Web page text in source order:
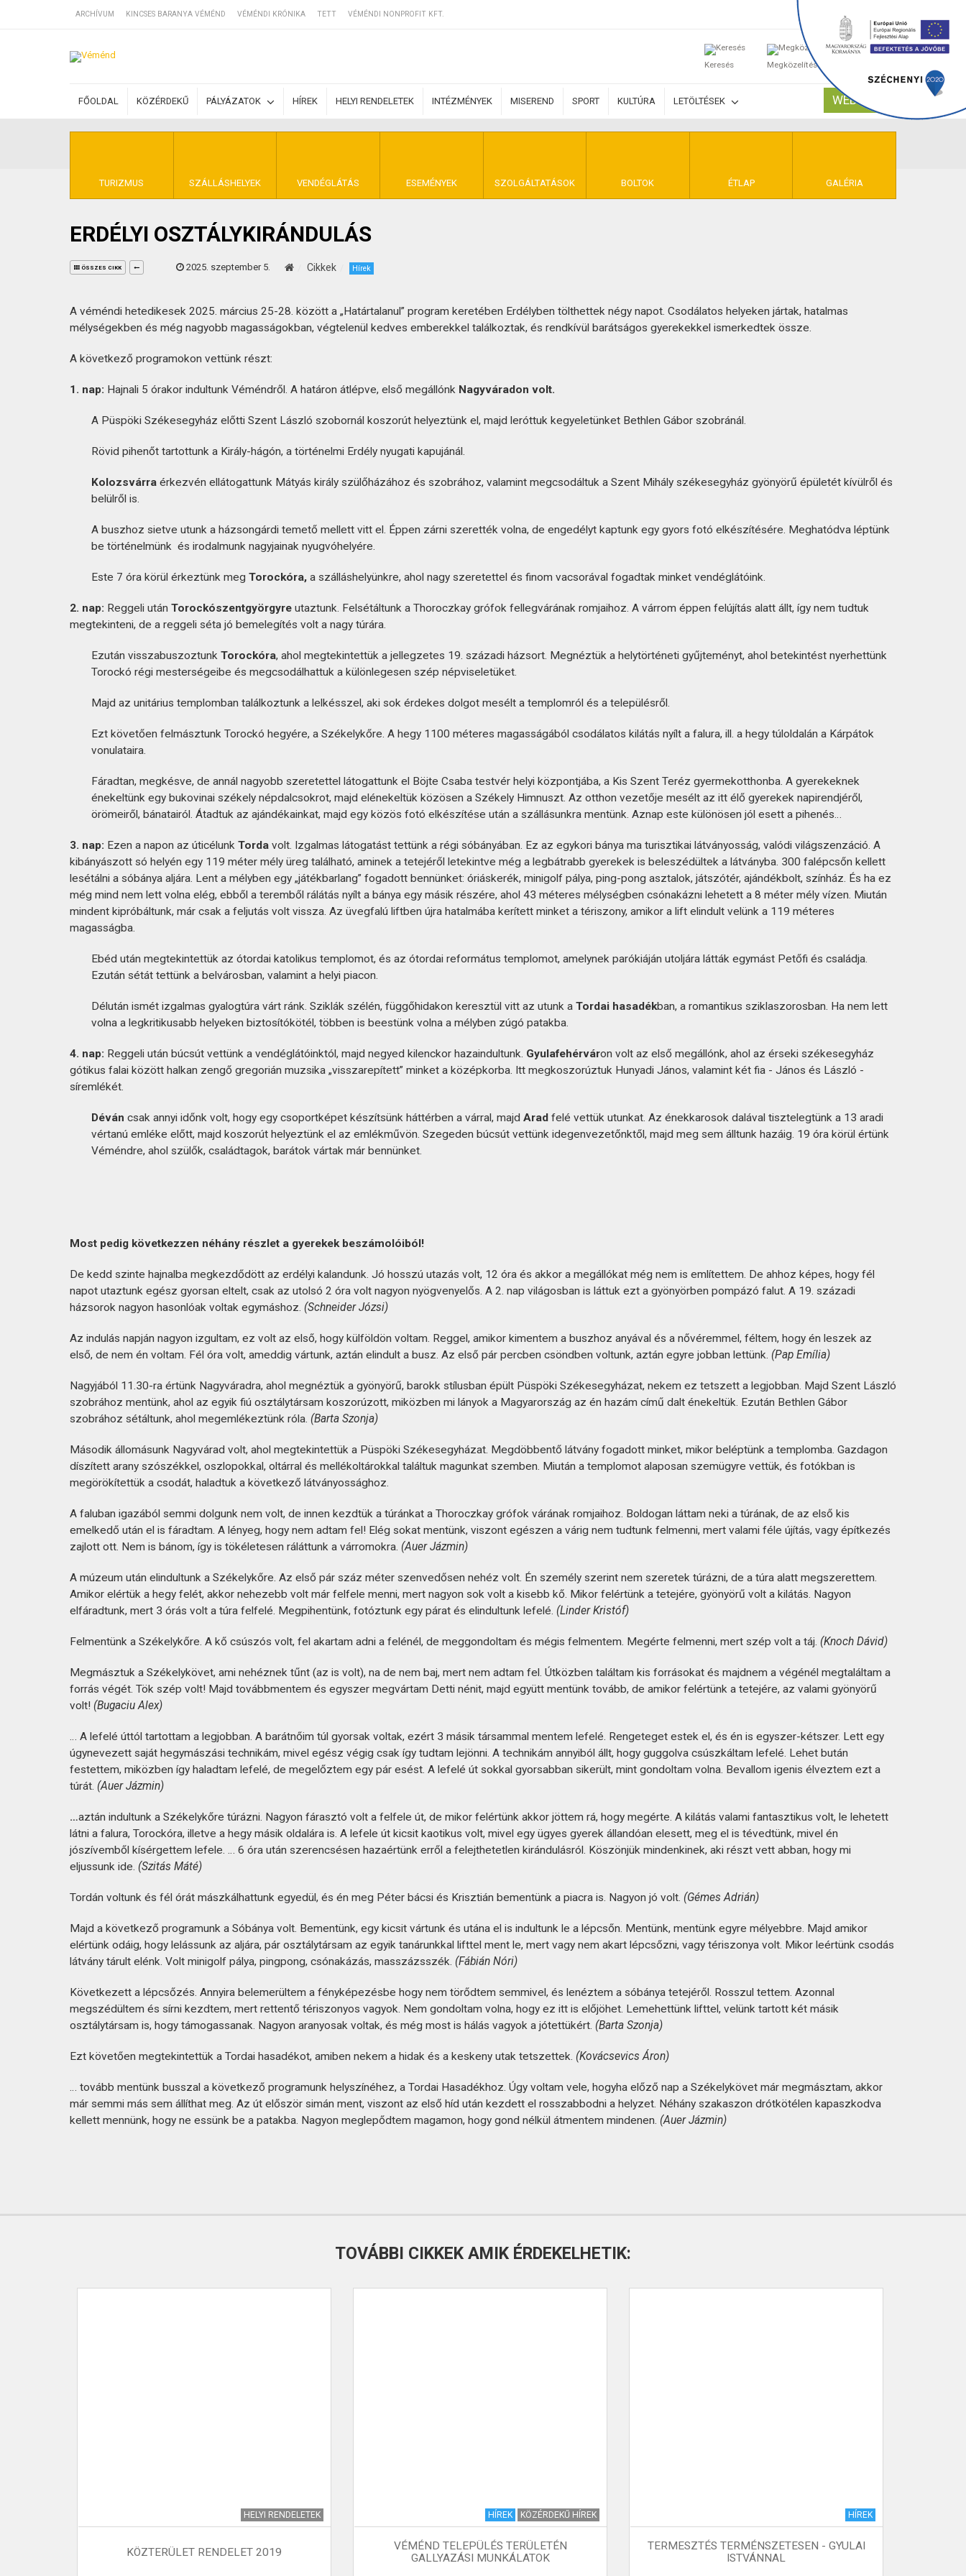
ARCHÍVUM KINCSES BARANYA VÉMÉND VÉMÉNDI KRÓNIKA TETT VÉMÉNDI NONPROFIT KFT.
Keresés Megközelítés
0
FŐOLDAL KÖZÉRDEKŰ PÁLYÁZATOK HÍREK HELYI RENDELETEK INTÉZMÉNYEK MISEREND SPORT KULTÚRA LETÖLTÉSEK WEBSHOP
TURIZMUS SZÁLLÁSHELYEK VENDÉGLÁTÁS ESEMÉNYEK SZOLGÁLTATÁSOK BOLTOK ÉTLAP GALÉRIA
SZÁLLÁSOK
BEJEGYZÉSEK
ÁLTALÁNOS SZERZŐDÉSI FELTÉTELEK
KINCSES BARANYA VÉMÉND
KAPCSOLAT
ERDÉLYI OSZTÁLYKIRÁNDULÁS
ÖSSZES CIKK 2025. szeptember 5. Cikkek Hírek
A véméndi hetedikesek 2025. március 25-28. között a „Határtalanul” program keretében Erdélyben tölthettek négy napot. Csodálatos helyeken jártak, hatalmas
mélységekben és még nagyobb magasságokban, végtelenül kedves emberekkel találkoztak, és rendkívül barátságos gyerekekkel ismerkedtek össze.
A következő programokon vettünk részt:
1. nap: Hajnali 5 órakor indultunk Véméndről. A határon átlépve, első megállónk Nagyváradon volt.
A Püspöki Székesegyház előtti Szent László szobornál koszorút helyeztünk el, majd leróttuk kegyeletünket Bethlen Gábor szobránál.
Rövid pihenőt tartottunk a Király-hágón, a történelmi Erdély nyugati kapujánál.
Kolozsvárra érkezvén ellátogattunk Mátyás király szülőházához és szobrához, valamint megcsodáltuk a Szent Mihály székesegyház gyönyörű épületét kívülről és
belülről is.
A buszhoz sietve utunk a házsongárdi temető mellett vitt el. Éppen zárni szerették volna, de engedélyt kaptunk egy gyors fotó elkészítésére. Meghatódva léptünk
be történelmünk és irodalmunk nagyjainak nyugvóhelyére.
Este 7 óra körül érkeztünk meg Torockóra, a szálláshelyünkre, ahol nagy szeretettel és finom vacsorával fogadtak minket vendéglátóink.
2. nap: Reggeli után Torockószentgyörgyre utaztunk. Felsétáltunk a Thoroczkay grófok fellegvárának romjaihoz. A várrom éppen felújítás alatt állt, így nem tudtuk
megtekinteni, de a reggeli séta jó bemelegítés volt a nagy túrára.
Ezután visszabuszoztunk Torockóra, ahol megtekintettük a jellegzetes 19. századi házsort. Megnéztük a helytörténeti gyűjteményt, ahol betekintést nyerhettünk
Torockó régi mesterségeibe és megcsodálhattuk a különlegesen szép népviseletüket.
Majd az unitárius templomban találkoztunk a lelkésszel, aki sok érdekes dolgot mesélt a templomról és a településről.
Ezt követően felmásztunk Torockó hegyére, a Székelykőre. A hegy 1100 méteres magasságából csodálatos kilátás nyílt a falura, ill. a hegy túloldalán a Kárpátok
vonulataira.
Fáradtan, megkésve, de annál nagyobb szeretettel látogattunk el Böjte Csaba testvér helyi központjába, a Kis Szent Teréz gyermekotthonba. A gyerekeknek
énekeltünk egy bukovinai székely népdalcsokrot, majd elénekeltük közösen a Székely Himnuszt. Az otthon vezetője mesélt az itt élő gyerekek napirendjéről,
örömeiről, bánatairól. Átadtuk az ajándékainkat, majd egy közös fotó elkészítése után a szállásunkra mentünk. Aznap este különösen jól esett a pihenés…
3. nap: Ezen a napon az úticélunk Torda volt. Izgalmas látogatást tettünk a régi sóbányában. Ez az egykori bánya ma turisztikai látványosság, valódi világszenzáció. A
kibányászott só helyén egy 119 méter mély üreg található, aminek a tetejéről letekintve még a legbátrabb gyerekek is beleszédültek a látványba. 300 falépcsőn kellett
lesétálni a sóbánya aljára. Lent a mélyben egy „játékbarlang” fogadott bennünket: óriáskerék, minigolf pálya, ping-pong asztalok, játszótér, ajándékbolt, színház. És ha ez
még mind nem lett volna elég, ebből a teremből rálátás nyílt a bánya egy másik részére, ahol 43 méteres mélységben csónakázni lehetett a 8 méter mély vízen. Miután
mindent kipróbáltunk, már csak a feljutás volt vissza. Az üvegfalú liftben újra hatalmába kerített minket a tériszony, amikor a lift elindult velünk a 119 méteres
magasságba.
Ebéd után megtekintettük az ótordai katolikus templomot, és az ótordai református templomot, amelynek parókiáján utoljára látták egymást Petőfi és családja.
Ezután sétát tettünk a belvárosban, valamint a helyi piacon.
Délután ismét izgalmas gyalogtúra várt ránk. Sziklák szélén, függőhidakon keresztül vitt az utunk a Tordai hasadékban, a romantikus sziklaszorosban. Ha nem lett
volna a legkritikusabb helyeken biztosítókötél, többen is beestünk volna a mélyben zúgó patakba.
4. nap: Reggeli után búcsút vettünk a vendéglátóinktól, majd negyed kilenckor hazaindultunk. Gyulafehérváron volt az első megállónk, ahol az érseki székesegyház
gótikus falai között halkan zengő gregorián muzsika „visszarepített” minket a középkorba. Itt megkoszorúztuk Hunyadi János, valamint két fia - János és László -
síremlékét.
Déván csak annyi időnk volt, hogy egy csoportképet készítsünk háttérben a várral, majd Arad felé vettük utunkat. Az énekkarosok dalával tisztelegtünk a 13 aradi
vértanú emléke előtt, majd koszorút helyeztünk el az emlékművön. Szegeden búcsút vettünk idegenvezetőnktől, majd meg sem álltunk hazáig. 19 óra körül értünk
Véméndre, ahol szülők, családtagok, barátok vártak már bennünket.
Most pedig következzen néhány részlet a gyerekek beszámolóiból!
De kedd szinte hajnalba megkezdődött az erdélyi kalandunk. Jó hosszú utazás volt, 12 óra és akkor a megállókat még nem is említettem. De ahhoz képes, hogy fél
napot utaztunk egész gyorsan eltelt, csak az utolsó 2 óra volt nagyon nyögvenyelős. A 2. nap világosban is láttuk ezt a gyönyörben pompázó falut. A 19. századi
házsorok nagyon hasonlóak voltak egymáshoz. (Schneider Józsi)
Az indulás napján nagyon izgultam, ez volt az első, hogy külföldön voltam. Reggel, amikor kimentem a buszhoz anyával és a nővéremmel, féltem, hogy én leszek az
első, de nem én voltam. Fél óra volt, ameddig vártunk, aztán elindult a busz. Az első pár percben csöndben voltunk, aztán egyre jobban lettünk. (Pap Emília)
Nagyjából 11.30-ra értünk Nagyváradra, ahol megnéztük a gyönyörű, barokk stílusban épült Püspöki Székesegyházat, nekem ez tetszett a legjobban. Majd Szent László
szobrához mentünk, ahol az egyik fiú osztálytársam koszorúzott, miközben mi lányok a Magyarország az én hazám című dalt énekeltük. Ezután Bethlen Gábor
szobrához sétáltunk, ahol megemlékeztünk róla. (Barta Szonja)
Második állomásunk Nagyvárad volt, ahol megtekintettük a Püspöki Székesegyházat. Megdöbbentő látvány fogadott minket, mikor beléptünk a templomba. Gazdagon
díszített arany szószékkel, oszlopokkal, oltárral és mellékoltárokkal találtuk magunkat szemben. Miután a templomot alaposan szemügyre vettük, és fotókban is
megörökítettük a csodát, haladtuk a következő látványossághoz.
A faluban igazából semmi dolgunk nem volt, de innen kezdtük a túránkat a Thoroczkay grófok várának romjaihoz. Boldogan láttam neki a túrának, de az első kis
emelkedő után el is fáradtam. A lényeg, hogy nem adtam fel! Elég sokat mentünk, viszont egészen a várig nem tudtunk felmenni, mert valami féle újítás, vagy építkezés
zajlott ott. Nem is bánom, így is tökéletesen ráláttunk a várromokra. (Auer Jázmin)
A múzeum után elindultunk a Székelykőre. Az első pár száz méter szenvedősen nehéz volt. Én személy szerint nem szeretek túrázni, de a túra alatt megszerettem.
Amikor elértük a hegy felét, akkor nehezebb volt már felfele menni, mert nagyon sok volt a kisebb kő. Mikor felértünk a tetejére, gyönyörű volt a kilátás. Nagyon
elfáradtunk, mert 3 órás volt a túra felfelé. Megpihentünk, fotóztunk egy párat és elindultunk lefelé. (Linder Kristóf)
Felmentünk a Székelykőre. A kő csúszós volt, fel akartam adni a felénél, de meggondoltam és mégis felmentem. Megérte felmenni, mert szép volt a táj. (Knoch Dávid)
Megmásztuk a Székelykövet, ami nehéznek tűnt (az is volt), na de nem baj, mert nem adtam fel. Útközben találtam kis forrásokat és majdnem a végénél megtaláltam a
forrás végét. Tök szép volt! Majd továbbmentem és egyszer megvártam Detti nénit, majd együtt mentünk tovább, de amikor felértünk a tetejére, az valami gyönyörű
volt! (Bugaciu Alex)
… A lefelé úttól tartottam a legjobban. A barátnőim túl gyorsak voltak, ezért 3 másik társammal mentem lefelé. Rengeteget estek el, és én is egyszer-kétszer. Lett egy
úgynevezett saját hegymászási technikám, mivel egész végig csak így tudtam lejönni. A technikám annyiból állt, hogy guggolva csúszkáltam lefelé. Lehet bután
festettem, miközben így haladtam lefelé, de megelőztem egy pár esést. A lefelé út sokkal gyorsabban sikerült, mint gondoltam volna. Bevallom igenis élveztem ezt a
túrát. (Auer Jázmin)
…aztán indultunk a Székelykőre túrázni. Nagyon fárasztó volt a felfele út, de mikor felértünk akkor jöttem rá, hogy megérte. A kilátás valami fantasztikus volt, le lehetett
látni a falura, Torockóra, illetve a hegy másik oldalára is. A lefele út kicsit kaotikus volt, mivel egy ügyes gyerek állandóan elesett, meg el is tévedtünk, mivel én
jószívemből kísérgettem lefele. … 6 óra után szerencsésen hazaértünk erről a felejthetetlen kirándulásról. Köszönjük mindenkinek, aki részt vett abban, hogy mi
eljussunk ide. (Szitás Máté)
Tordán voltunk és fél órát mászkálhattunk egyedül, és én meg Péter bácsi és Krisztián bementünk a piacra is. Nagyon jó volt. (Gémes Adrián)
Majd a következő programunk a Sóbánya volt. Bementünk, egy kicsit vártunk és utána el is indultunk le a lépcsőn. Mentünk, mentünk egyre mélyebbre. Majd amikor
elértünk odáig, hogy lelássunk az aljára, pár osztálytársam az egyik tanárunkkal lifttel ment le, mert vagy nem akart lépcsőzni, vagy tériszonya volt. Mikor leértünk csodás
látvány tárult elénk. Volt minigolf pálya, pingpong, csónakázás, masszázsszék. (Fábián Nóri)
Következett a lépcsőzés. Annyira belemerültem a fényképezésbe hogy nem törődtem semmivel, és lenéztem a sóbánya tetejéről. Rosszul tettem. Azonnal
megszédültem és sírni kezdtem, mert rettentő tériszonyos vagyok. Nem gondoltam volna, hogy ez itt is előjöhet. Lemehettünk lifttel, velünk tartott két másik
osztálytársam is, hogy támogassanak. Nagyon aranyosak voltak, és még most is hálás vagyok a jótettükért. (Barta Szonja)
Ezt követően megtekintettük a Tordai hasadékot, amiben nekem a hidak és a keskeny utak tetszettek. (Kovácsevics Áron)
… tovább mentünk busszal a következő programunk helyszínéhez, a Tordai Hasadékhoz. Úgy voltam vele, hogyha előző nap a Székelykövet már megmásztam, akkor
már semmi más sem állíthat meg. Az út először simán ment, viszont az első híd után kezdett el rosszabbodni a helyzet. Néhány szakaszon drótkötélen kapaszkodva
kellett mennünk, hogy ne essünk be a patakba. Nagyon meglepődtem magamon, hogy gond nélkül átmentem mindenen. (Auer Jázmin)
TOVÁBBI CIKKEK AMIK ÉRDEKELHETIK:
HELYI RENDELETEK
KÖZTERÜLET RENDELET 2019
HÍREK KÖZÉRDEKŰ HÍREK
VÉMÉND TELEPÜLÉS TERÜLETÉN
GALLYAZÁSI MUNKÁLATOK
HÍREK
TERMESZTÉS TERMÉNSZETESEN - GYULAI
ISTVÁNNAL